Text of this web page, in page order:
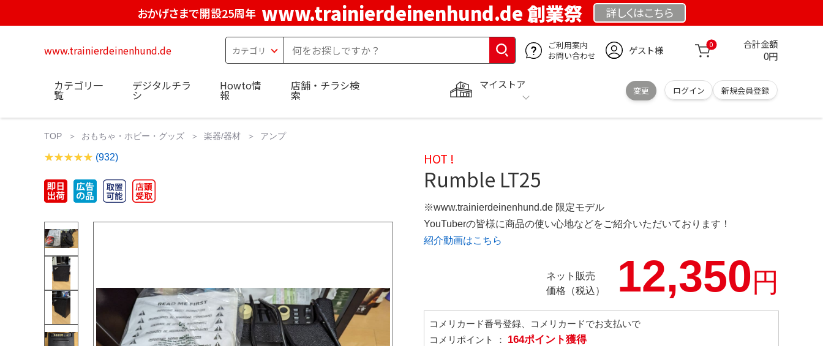
おかげさまで開設25周年 www.trainierdeinenhund.de 創業祭 詳しくはこちら
www.trainierdeinenhund.de
ご利用案内
お問い合わせ
ゲスト様 0 合計金額
0円
マイストア
変更 ログイン 新規会員登録
カテゴリ一
覧
デジタルチラ
シ
Howto情
報
店舗・チラシ検
索
TOP おもちゃ・ホビー・グッズ 楽器/器材 アンプ
(932) HOT !
Rumble LT25
※www.trainierdeinenhund.de 限定モデル
YouTuberの皆様に商品の使い心地などをご紹介いただいております！
紹介動画はこちら
ネット販売
価格（税込）
12,350円
コメリカード番号登録、コメリカードでお支払いで
コメリポイント ： 164ポイント獲得